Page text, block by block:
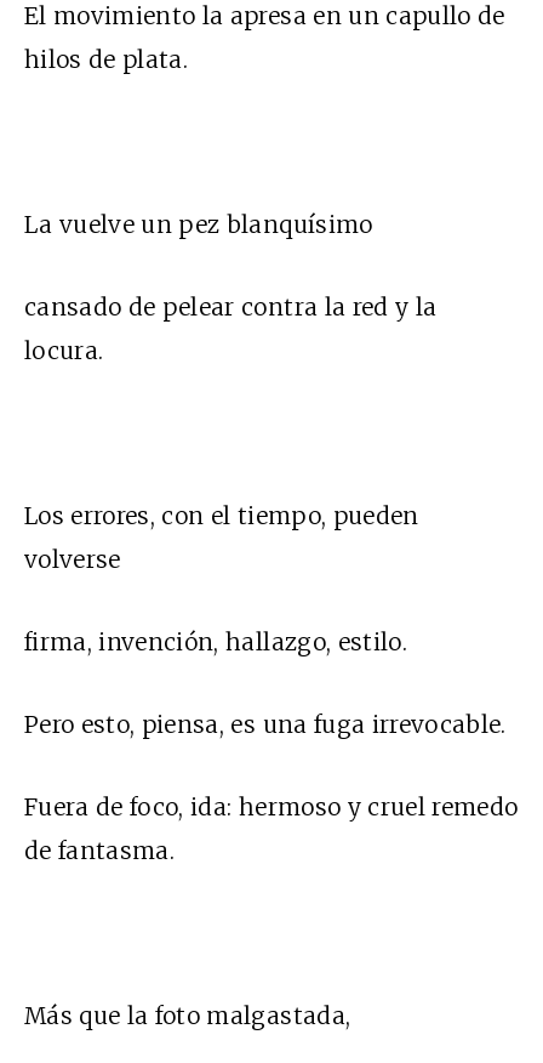
El movimiento la apresa en un capullo de
hilos de plata.
La vuelve un pez blanquísimo
cansado de pelear contra la red y la
locura.
Los errores, con el tiempo, pueden
volverse
firma, invención, hallazgo, estilo.
Pero esto, piensa, es una fuga irrevocable.
Fuera de foco, ida: hermoso y cruel remedo
de fantasma.
Más que la foto malgastada,